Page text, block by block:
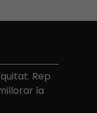
Rep
la